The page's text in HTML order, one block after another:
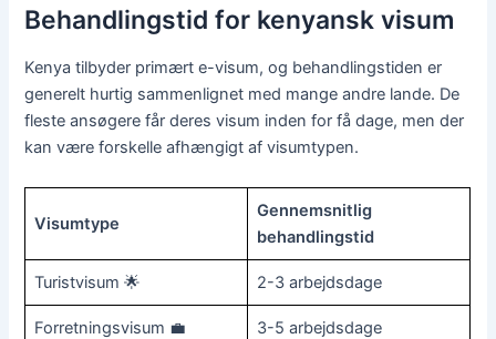
Behandlingstid for kenyansk visum
Kenya tilbyder primært e-visum, og behandlingstiden er
generelt hurtig sammenlignet med mange andre lande. De
fleste ansøgere får deres visum inden for få dage, men der
kan være forskelle afhængigt af visumtypen.
Visumtype
Gennemsnitlig
behandlingstid
Turistvisum 🌟 2-3 arbejdsdage
Forretningsvisum 💼 3-5 arbejdsdage